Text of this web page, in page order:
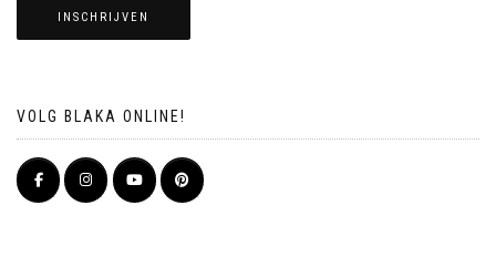
INSCHRIJVEN
VOLG BLAKA ONLINE!